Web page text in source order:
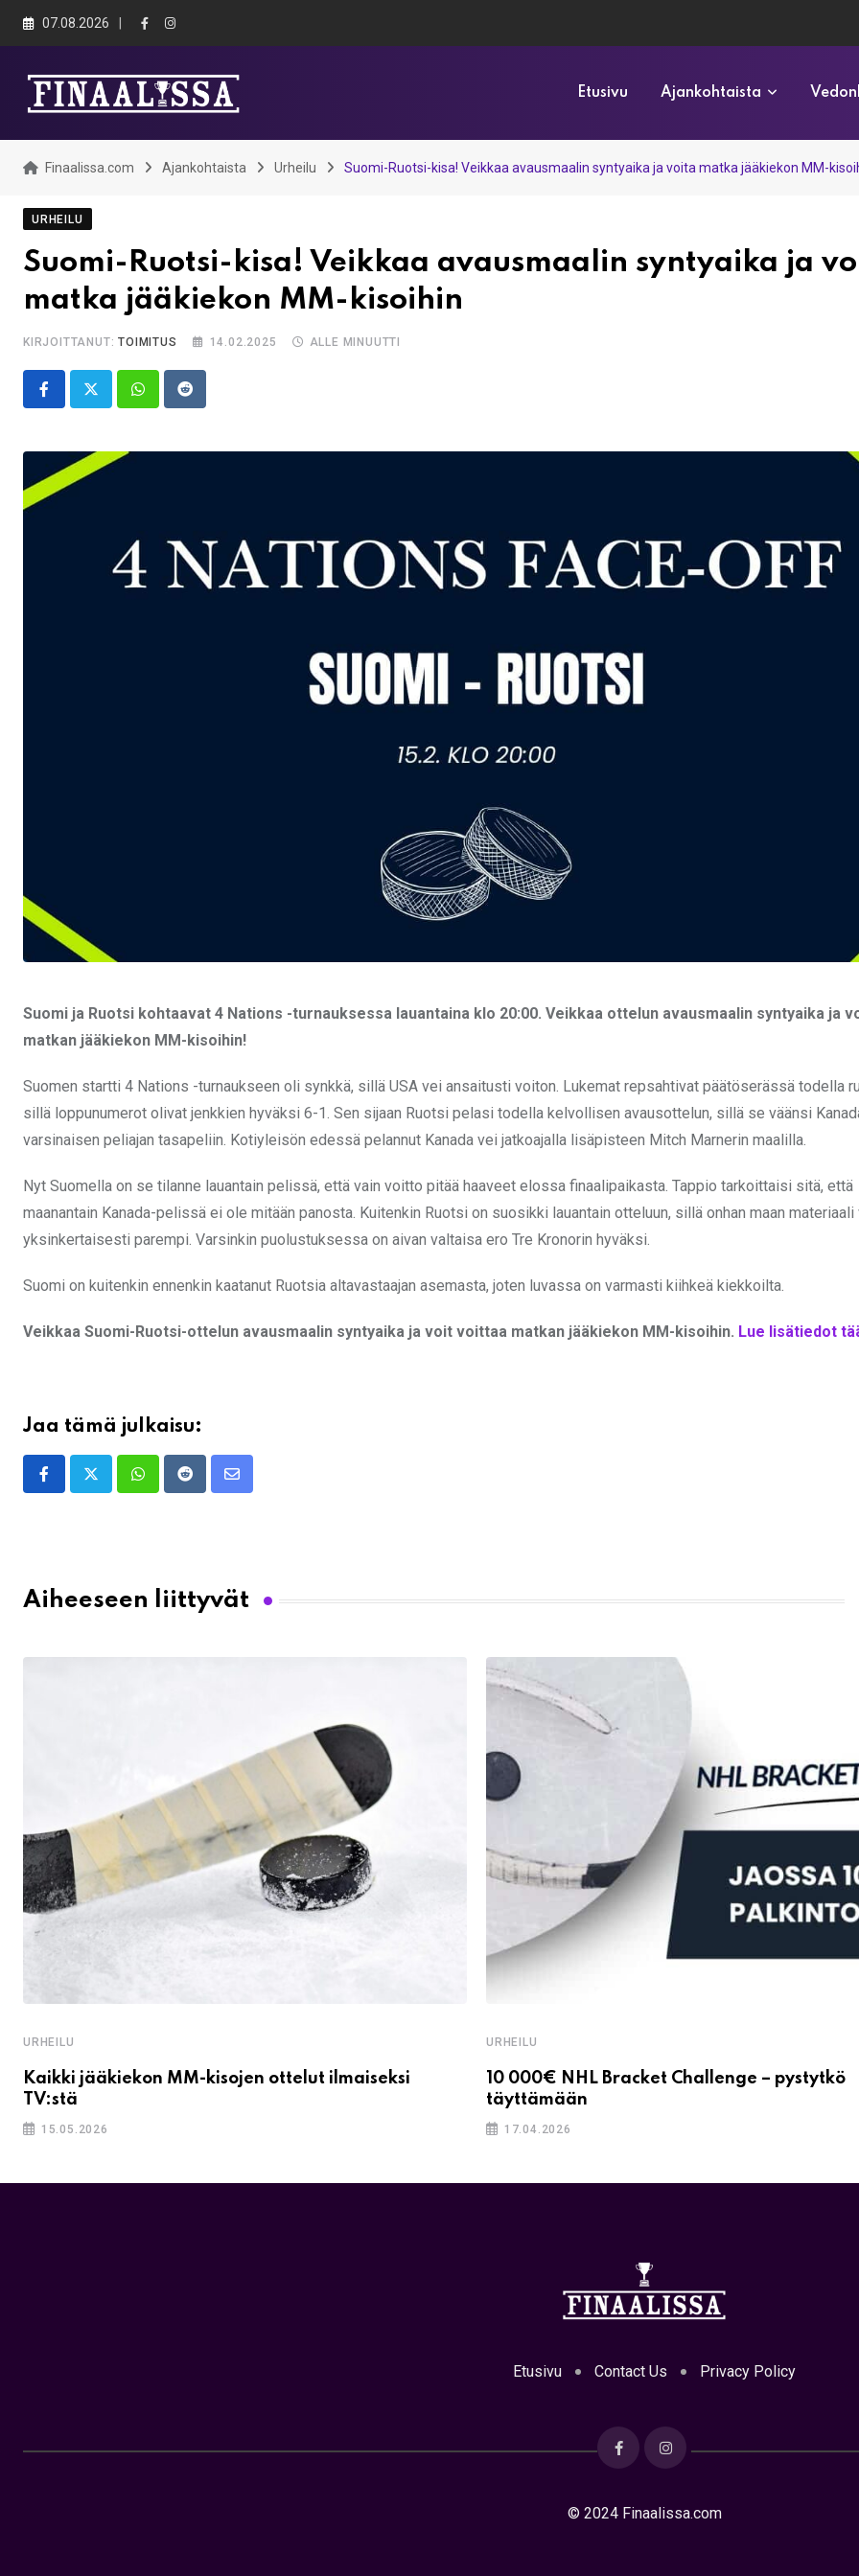
Skip
07.08.2026
Etusivu Ajankohtaista
Finaalissa.com Ajankohtaista Urheilu Suomi-Ruotsi-kisa! Veikkaa avausmaalin syntyaika ja voita matka jääkiekon MM-
URHEILU
Suomi-Ruotsi-kisa! Veikkaa avausmaalin syntyaika ja
matka jääkiekon MM-kisoihin
KIRJOITTANUT:TOIMITUS 14.02.2025 ALLE MINUUTTI
WhatsappReddit
Suomi ja Ruotsi kohtaavat 4 Nations -turnauksessa lauantaina klo 20:00. Veikkaa ottelun avausmaalin syntyaika ja
matkan jääkiekon MM-kisoihin!
Suomen startti 4 Nations -turnaukseen oli synkkä, sillä USA vei ansaitusti voiton. Lukemat repsahtivat päätöserässä todella
sillä loppunumerot olivat jenkkien hyväksi 6-1. Sen sijaan Ruotsi pelasi todella kelvollisen avausottelun, sillä se väänsi
varsinaisen peliajan tasapeliin. Kotiyleisön edessä pelannut Kanada vei jatkoajalla lisäpisteen Mitch Marnerin maalilla.
Nyt Suomella on se tilanne lauantain pelissä, että vain voitto pitää haaveet elossa finaalipaikasta. Tappio tarkoittaisi sitä, että
maanantain Kanada-pelissä ei ole mitään panosta. Kuitenkin Ruotsi on suosikki lauantain otteluun, sillä onhan maan materiaali
yksinkertaisesti parempi. Varsinkin puolustuksessa on aivan valtaisa ero Tre Kronorin hyväksi.
Suomi on kuitenkin ennenkin kaatanut Ruotsia altavastaajan asemasta, joten luvassa on varmasti kiihkeä kiekkoilta.
Veikkaa Suomi-Ruotsi-ottelun avausmaalin syntyaika ja voit voittaa matkan jääkiekon MM-kisoihin. Lue lisätiedot
Jaa tämä julkaisu:
WhatsappRedditShare
Aiheeseen liittyvät
URHEILU
Kaikki jääkiekon MM-kisojen ottelut ilmaiseksi
TV:stä
15.05.2026
URHEILU
10 000€ NHL Bracket Challenge – pystytkö
täyttämään
17.04.2026
Etusivu Contact Us Privacy Policy
© 2024 Finaalissa.com